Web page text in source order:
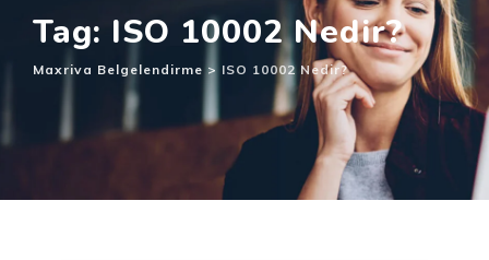
Tag: ISO 10002 Nedir?
Maxriva Belgelendirme > ISO 10002 Nedir?